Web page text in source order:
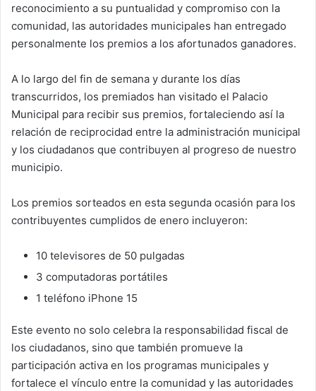
reconocimiento a su puntualidad y compromiso con la
comunidad, las autoridades municipales han entregado
personalmente los premios a los afortunados ganadores.
A lo largo del fin de semana y durante los días
transcurridos, los premiados han visitado el Palacio
Municipal para recibir sus premios, fortaleciendo así la
relación de reciprocidad entre la administración municipal
y los ciudadanos que contribuyen al progreso de nuestro
municipio.
Los premios sorteados en esta segunda ocasión para los
contribuyentes cumplidos de enero incluyeron:
10 televisores de 50 pulgadas
3 computadoras portátiles
1 teléfono iPhone 15
Este evento no solo celebra la responsabilidad fiscal de
los ciudadanos, sino que también promueve la
participación activa en los programas municipales y
fortalece el vínculo entre la comunidad y las autoridades